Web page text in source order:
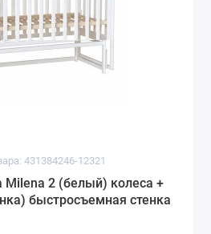
431384246-12321
Milena 2 (белый) колеса +
быстросъемная стенка